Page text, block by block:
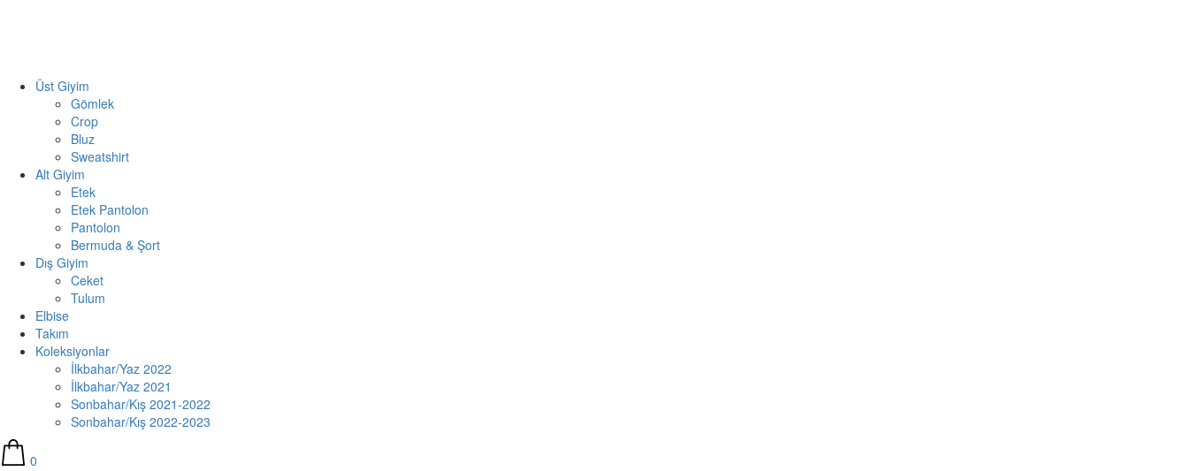
Üst Giyim
Gömlek
Crop
Bluz
Sweatshirt
Alt Giyim
Etek
Etek Pantolon
Pantolon
Bermuda & Şort
Dış Giyim
Ceket
Tulum
Elbise
Takım
Koleksiyonlar
İlkbahar/Yaz 2022
İlkbahar/Yaz 2021
Sonbahar/Kış 2021-2022
Sonbahar/Kış 2022-2023
0